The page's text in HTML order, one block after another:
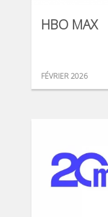
HBO MAX
FÉVRIER 2026